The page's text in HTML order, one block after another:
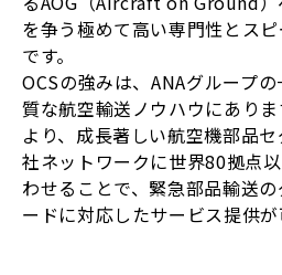
を争う極めて高い専門性とス
です。
OCSの強みは、ANAグループ
質な航空輸送ノウハウにあり
より、成長著しい航空機部品
社ネットワークに世界80拠点
わせることで、緊急部品輸送
ードに対応したサービス提供が